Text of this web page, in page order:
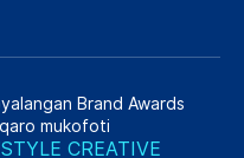
Brand Awards
mukofoti
CREATIVE